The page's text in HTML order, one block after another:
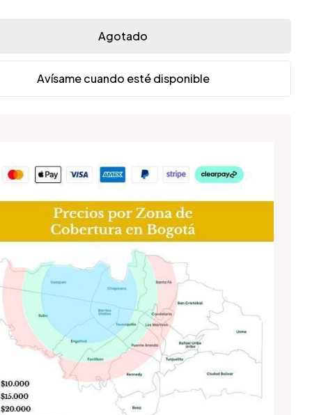
Agotado
Avísame cuando esté disponible